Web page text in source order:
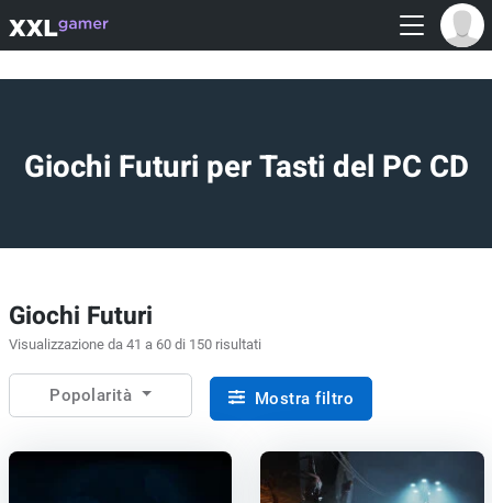
Giochi Futuri per Tasti del PC CD
Giochi Futuri
Visualizzazione da 41 a 60 di 150 risultati
Popolarità Mostra filtro